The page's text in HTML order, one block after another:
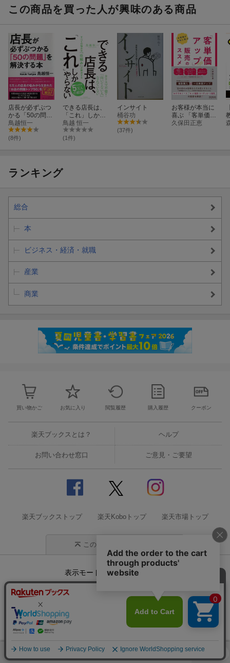
習慣
この商品を買った人が興味のある商品
店長が必ずぶつ
かる「50の問
題」を解決する
本
鳥越恒一
(8件)
できる店長は、
「これ」しかや
らない
鳥越 恒一
(1件)
インサイト
桶谷功
(37件)
お客様が本当に
喜ぶ 「客単価ア
ップ」販売のス
久保田正恵
ランキング
総合
本
ビジネス・経済・就職
産業
商業
買い物かご お気に入り 閲覧履歴 購入履歴 クーポン
楽天ブックスとは？ ヘルプ
お問い合わせ窓口 ご意見・ご要望
楽天ブックストップ 楽天Koboトップ 楽天市場トップ
このページの先頭に戻る
表示モード モバイル
企業情報 個人情報保護方針
© Rakuten Group, Inc.